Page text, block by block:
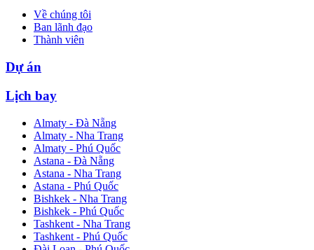
Về chúng tôi
Ban lãnh đạo
Thành viên
Dự án
Lịch bay
Almaty - Đà Nẵng
Almaty - Nha Trang
Almaty - Phú Quốc
Astana - Đà Nẵng
Astana - Nha Trang
Astana - Phú Quốc
Bishkek - Nha Trang
Bishkek - Phú Quốc
Tashkent - Nha Trang
Tashkent - Phú Quốc